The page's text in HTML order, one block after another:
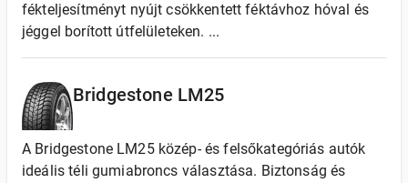
fékteljesítményt nyújt csökkentett féktávhoz hóval és
jéggel borított útfelületeken. ...
Bridgestone LM25
A Bridgestone LM25 közép- és felsőkategóriás autók
ideális téli gumiabroncs választása. Biztonság és